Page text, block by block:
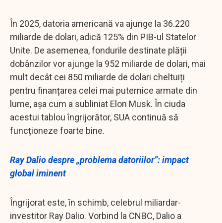
În 2025, datoria americană va ajunge la 36.220
miliarde de dolari, adică 125% din PIB-ul Statelor
Unite. De asemenea, fondurile destinate plății
dobânzilor vor ajunge la 952 miliarde de dolari, mai
mult decât cei 850 miliarde de dolari cheltuiți
pentru finanțarea celei mai puternice armate din
lume, așa cum a subliniat Elon Musk. În ciuda
acestui tablou îngrijorător, SUA continuă să
funcționeze foarte bine.
Ray Dalio despre „problema datoriilor”: impact
global iminent
Îngrijorat este, în schimb, celebrul miliardar-
investitor Ray Dalio. Vorbind la CNBC, Dalio a